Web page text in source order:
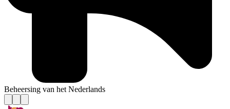
Beheersing van het Nederlands